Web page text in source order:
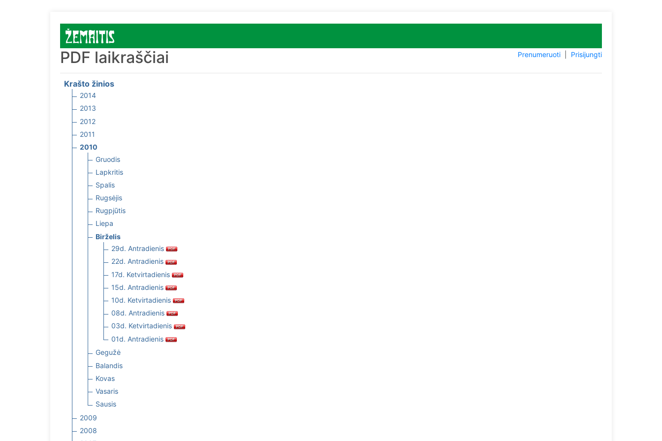
PDF laikraščiai Prenumeruoti| Prisijungti
Krašto žinios
2014
2013
2012
2011
2010
Gruodis
Lapkritis
Spalis
Rugsėjis
Rugpjūtis
Liepa
Birželis
29d. Antradienis
22d. Antradienis
17d. Ketvirtadienis
15d. Antradienis
10d. Ketvirtadienis
08d. Antradienis
03d. Ketvirtadienis
01d. Antradienis
Gegužė
Balandis
Kovas
Vasaris
Sausis
2009
2008